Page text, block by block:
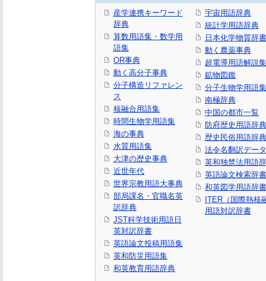
産学連携キーワード
辞典
算数用語集・数学用
語集
OR事典
動く高分子事典
分子構造リファレン
ス
核融合用語集
時間生物学用語集
海の事典
水質用語集
大津の歴史事典
近世年代
世界宗教用語大事典
部局課名・官職名英
訳辞典
JST科学技術用語日
英対訳辞書
英語論文投稿用語集
英和防災用語集
和英教育用語辞典
宇宙用語辞典
統計学用語辞典
日本化学物質辞
動く農薬事典
超電導用語解説集
鉱物図鑑
分子生物学用語集
南極辞典
中国の都市一覧
防府歴史用語辞典
歴史民俗用語辞典
法令名翻訳データ
英和独禁法用語
英語論文検索辞書
和英図学用語辞書
ITER（国際熱核
用語対訳辞書